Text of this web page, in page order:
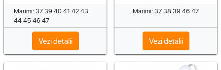
Marimi: 37 39 40 41 42 43
44 45 46 47
Vezi detalii
Marimi: 37 38 39 46 47
Vezi detalii